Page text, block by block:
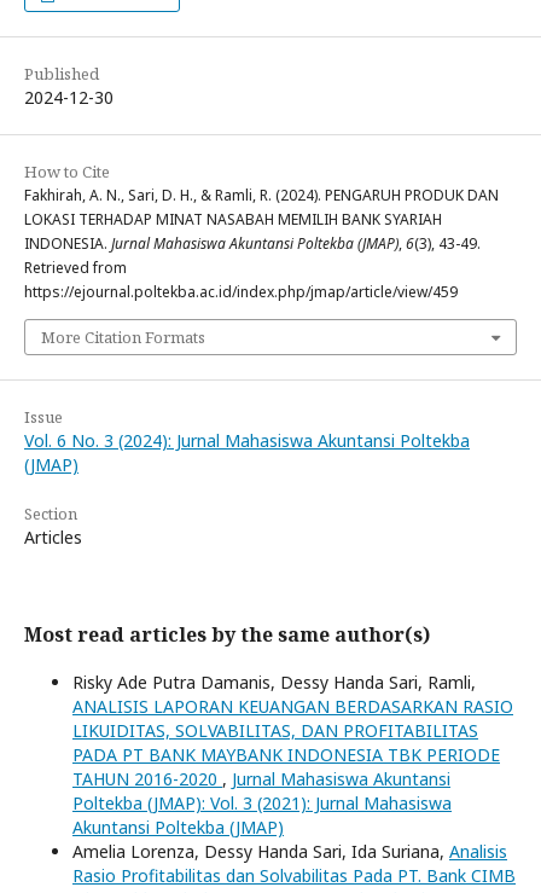
Published
2024-12-30
How to Cite
Fakhirah, A. N., Sari, D. H., & Ramli, R. (2024). PENGARUH PRODUK DAN
LOKASI TERHADAP MINAT NASABAH MEMILIH BANK SYARIAH
INDONESIA. Jurnal Mahasiswa Akuntansi Poltekba (JMAP),6(3), 43-49.
Retrieved from
https://ejournal.poltekba.ac.id/index.php/jmap/article/view/459
More Citation Formats
Issue
Vol. 6 No. 3 (2024): Jurnal Mahasiswa Akuntansi Poltekba
(JMAP)
Section
Articles
Most read articles by the same author(s)
Risky Ade Putra Damanis, Dessy Handa Sari, Ramli,
ANALISIS LAPORAN KEUANGAN BERDASARKAN RASIO
LIKUIDITAS, SOLVABILITAS, DAN PROFITABILITAS
PADA PT BANK MAYBANK INDONESIA TBK PERIODE
TAHUN 2016-2020 , Jurnal Mahasiswa Akuntansi
Poltekba (JMAP): Vol. 3 (2021): Jurnal Mahasiswa
Akuntansi Poltekba (JMAP)
Amelia Lorenza, Dessy Handa Sari, Ida Suriana, Analisis
Rasio Profitabilitas dan Solvabilitas Pada PT. Bank CIMB